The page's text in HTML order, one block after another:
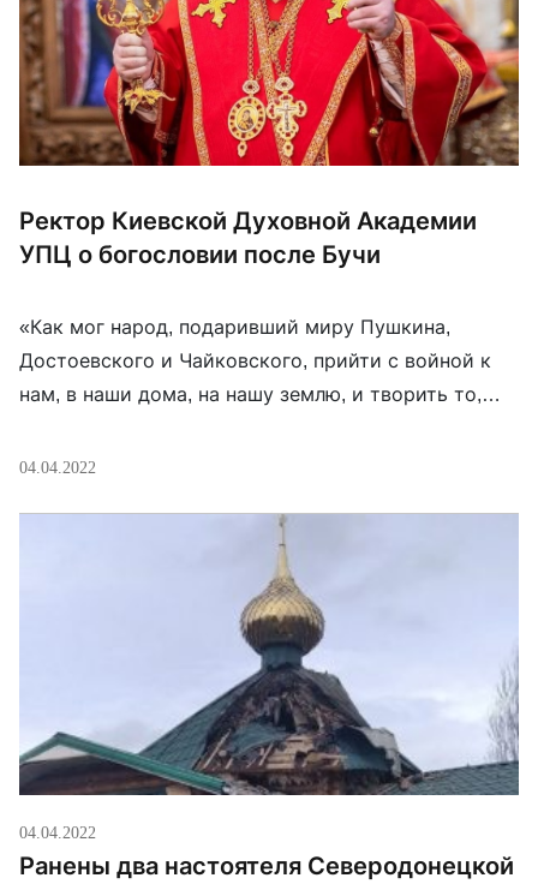
Ректор Киевской Духовной Академии
УПЦ о богословии после Бучи
«Как мог народ, подаривший миру Пушкина,
Достоевского и Чайковского, прийти с войной к
нам, в наши дома, на нашу землю, и творить то,
странице в фейсбуке епископ Сильвестр
УПЦ. Сравнивая варварство российской армии со
зверствами немецких нацистами в концлагерях,
04.04.2022
04.04.2022
Ранены два настоятеля Северодонецкой